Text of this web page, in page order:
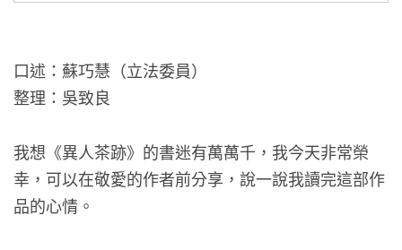
口述：蘇巧慧（立法委員）
整理：吳致良
我想《異人茶跡》的書迷有萬萬千，我今天非常榮
幸，可以在敬愛的作者前分享，說一說我讀完這部作
品的心情。